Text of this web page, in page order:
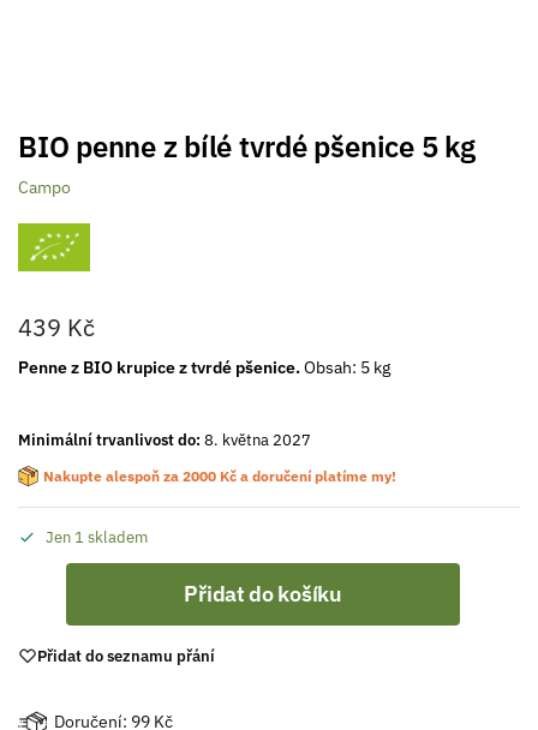
BIO penne z bílé tvrdé pšenice 5 kg
Campo
439 Kč
Penne z BIO krupice z tvrdé pšenice.Obsah: 5 kg
Minimální trvanlivost do: 8. května 2027
Nakupte alespoň za 2000 Kč a doručení platíme my!
Jen 1 skladem
Přidat do košíku
Přidat do seznamu přání
Doručení: 99 Kč